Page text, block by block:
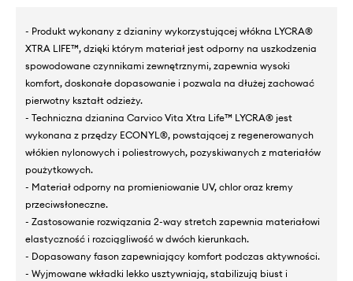
- Produkt wykonany z dzianiny wykorzystującej włókna LYCRA®
XTRA LIFE™, dzięki którym materiał jest odporny na uszkodzenia
spowodowane czynnikami zewnętrznymi, zapewnia wysoki
komfort, doskonałe dopasowanie i pozwala na dłużej zachować
pierwotny kształt odzieży.
- Techniczna dzianina Carvico Vita Xtra Life™ LYCRA® jest
wykonana z przędzy ECONYL®, powstającej z regenerowanych
włókien nylonowych i poliestrowych, pozyskiwanych z materiałów
poużytkowych.
- Materiał odporny na promieniowanie UV, chlor oraz kremy
przeciwsłoneczne.
- Zastosowanie rozwiązania 2-way stretch zapewnia materiałowi
elastyczność i rozciągliwość w dwóch kierunkach.
- Dopasowany fason zapewniający komfort podczas aktywności.
- Wyjmowane wkładki lekko usztywniają, stabilizują biust i